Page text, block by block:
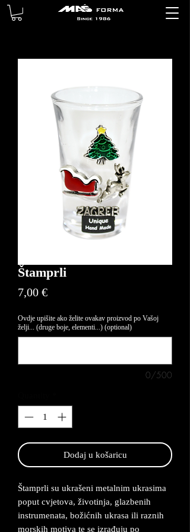
Štamprli
7,00 €Price
Ovdje upišite ako želite ovakav proizvod po Vašoj
želji... (druge boje, elementi...) (optional)
0/500
Dodaj u košaricu
Štamprli su ukrašeni metalnim ukrasima
poput cvjetova, životinja, glazbenih
instrumenata, božićnih ukrasa ili raznih
morskih motiva te se izrađuju po